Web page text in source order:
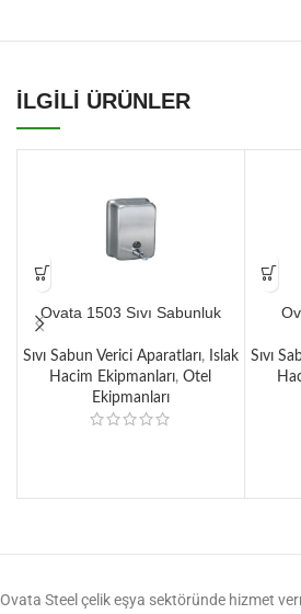
İLGİLİ ÜRÜNLER
Ovata 1503 Sıvı Sabunluk
Sıvı Sabun Verici Aparatları, Islak
Hacim Ekipmanları,Otel
Ekipmanları
Sıvı
Ovata Steel çelik eşya sektöründe hizmet